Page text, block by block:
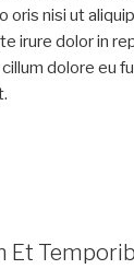
oris nisi ut
irure dolor in
dolore eu
Et